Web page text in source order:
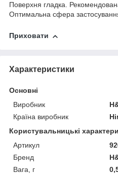
Поверхня гладка.
Оптимальна сфера
Приховати
Характеристики
Основні
Виробник
Країна виробник
Користувальницькі
Артикул
Бренд
Вага, г